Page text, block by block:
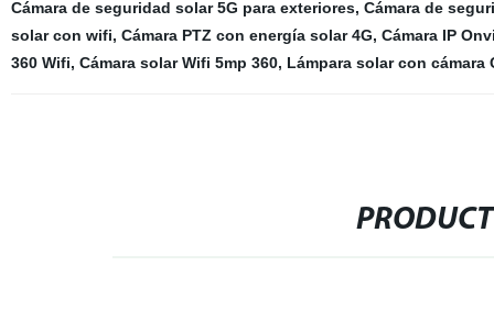
Cámara de seguridad solar 5G para exteriores, Cámara de
solar con wifi, Cámara PTZ con energía solar 4G, Cámara IP
360 Wifi, Cámara solar Wifi 5mp 360, Lámpara solar con cámara